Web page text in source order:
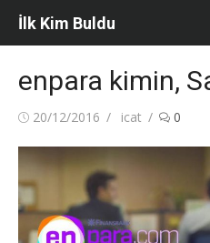
Skip
İlk Kim Buldu
enpara kimin,
Posted
20/12/2016 Author
icat 0